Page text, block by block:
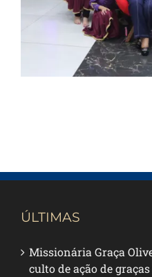
ÚLTIMAS
Missionária Graça
culto de ação de